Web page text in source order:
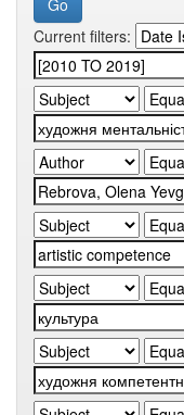
Current filters: